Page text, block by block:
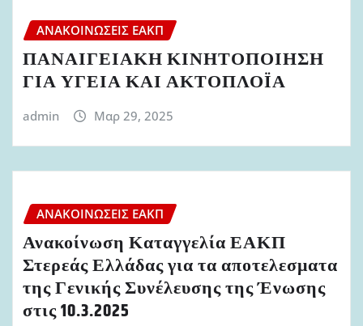
ΑΝΑΚΟΙΝΏΣΕΙΣ ΕΑΚΠ
ΠΑΝΑΙΓΕΙΑΚΗ ΚΙΝΗΤΟΠΟΙΗΣΗ
ΓΙΑ ΥΓΕΙΑ ΚΑΙ ΑΚΤΟΠΛΟΪΑ
admin Μαρ 29, 2025
ΑΝΑΚΟΙΝΏΣΕΙΣ ΕΑΚΠ
Ανακοίνωση Καταγγελία ΕΑΚΠ
Στερεάς Ελλάδας για τα αποτελεσματα
της Γενικής Συνέλευσης της Ένωσης
στις 10.3.2025